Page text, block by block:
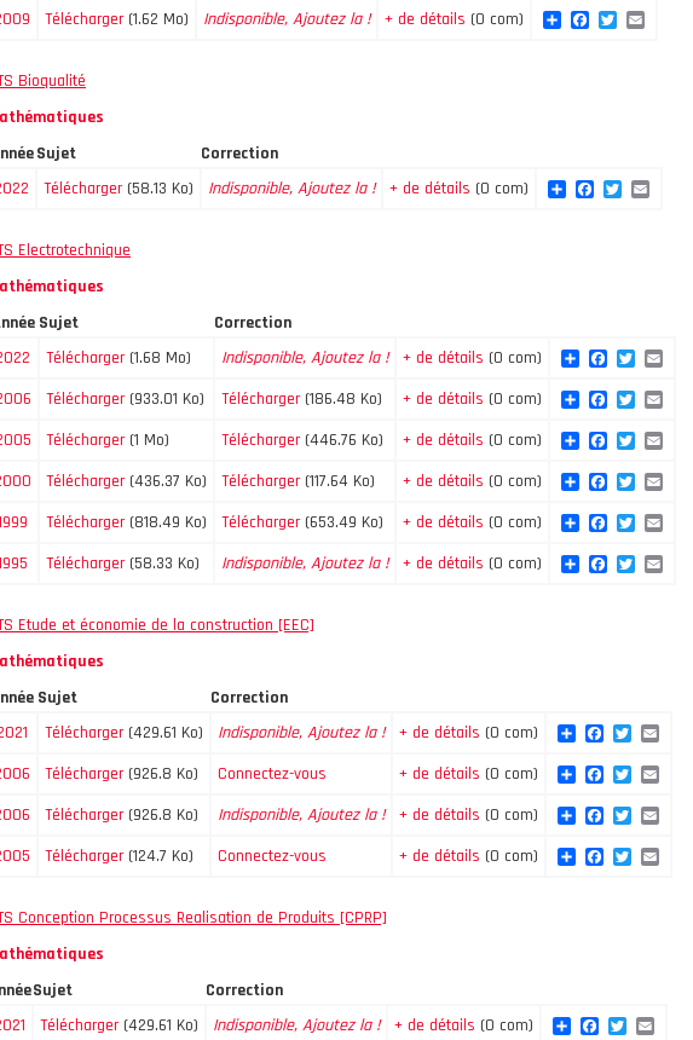
Télécharger (1.62 Mo) Indisponible, Ajoutez la ! + de détails (0 com) ShareFacebook
Twitter
Bioqualité
Sujet
Correction
Télécharger (58.13 Ko) Indisponible, Ajoutez la ! + de détails (0 com) ShareFacebook
Twitter
Electrotechnique
Sujet
Correction
Télécharger (1.68 Mo) Indisponible, Ajoutez la ! + de détails (0 com) ShareFacebook
Twitter
Télécharger (933.01 Ko) Télécharger (186.48 Ko) + de détails (0 com) ShareFacebook
Twitter
Télécharger (1 Mo) Télécharger (446.76 Ko) + de détails (0 com) ShareFacebook
Twitter
Télécharger (436.37 Ko) Télécharger (117.64 Ko) + de détails (0 com) ShareFacebook
Twitter
Télécharger (818.49 Ko) Télécharger (653.49 Ko) + de détails (0 com) ShareFacebook
Twitter
Télécharger (58.33 Ko) Indisponible, Ajoutez la ! + de détails (0 com) ShareFacebook
Twitter
Etude et économie de la construction [EEC]
Sujet
Correction
Télécharger (429.61 Ko) Indisponible, Ajoutez la ! + de détails (0 com) ShareFacebook
Twitter
Télécharger (926.8 Ko) Connectez-vous + de détails (0 com) ShareFacebook
Twitter
Télécharger (926.8 Ko) Indisponible, Ajoutez la ! + de détails (0 com) ShareFacebook
Twitter
Télécharger (124.7 Ko) Connectez-vous + de détails (0 com) ShareFacebook
Twitter
Conception Processus Realisation de Produits [CPRP]
Sujet
Correction
Télécharger (429.61 Ko) Indisponible, Ajoutez la ! + de détails (0 com) ShareFacebook
Twitter